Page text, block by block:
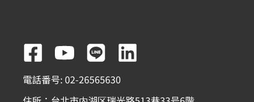
F
a
c
Y
o
u
L
i
n
L
n
電話番号: 02-26565630